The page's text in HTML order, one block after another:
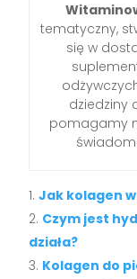
tematyczny,
się w
dziedziny
pomagamy
Jak kolagen
Czym jest
działa?
Kolagen do